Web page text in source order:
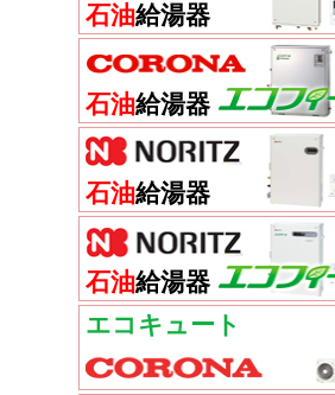
石油給湯器
石油給湯器
石油給湯器
石油給湯器
エコキュート